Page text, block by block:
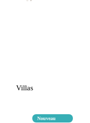
Villas
Nouveau